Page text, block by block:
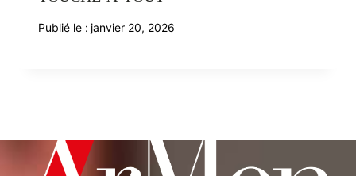
Publié le : janvier 20, 2026